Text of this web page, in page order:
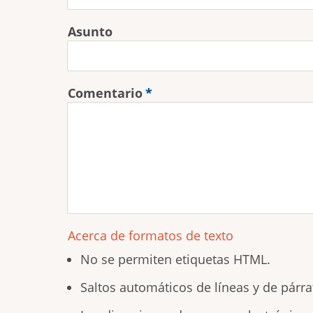
Asunto
Comentario
Acerca de formatos de texto
No se permiten etiquetas HTML.
Saltos automáticos de líneas y de